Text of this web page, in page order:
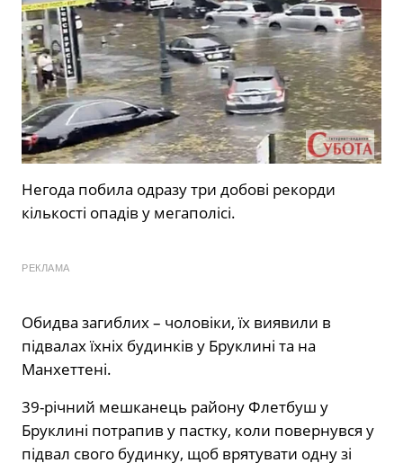
Негода побила одразу три добові рекорди
кількості опадів у мегаполісі.
РЕКЛАМА
Обидва загиблих – чоловіки, їх виявили в
підвалах їхніх будинків у Бруклині та на
Манхеттені.
39-річний мешканець району Флетбуш у
Бруклині потрапив у пастку, коли повернувся у
підвал свого будинку, щоб врятувати одну зі